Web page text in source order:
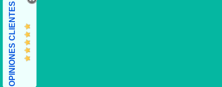
OPINIONES CLIENTES